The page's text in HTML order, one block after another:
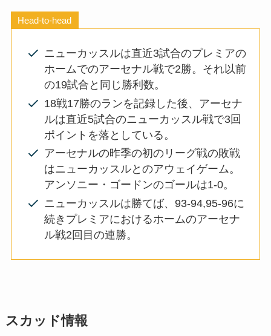
Head-to-head
ニューカッスルは直近3試合のプレミアの
ホームでのアーセナル戦で2勝。それ以前
の19試合と同じ勝利数。
18戦17勝のランを記録した後、アーセナ
ルは直近5試合のニューカッスル戦で3回
ポイントを落としている。
アーセナルの昨季の初のリーグ戦の敗戦
はニューカッスルとのアウェイゲーム。
アンソニー・ゴードンのゴールは1-0。
ニューカッスルは勝てば、93-94,95-96に
続きプレミアにおけるホームのアーセナ
ル戦2回目の連勝。
スカッド情報